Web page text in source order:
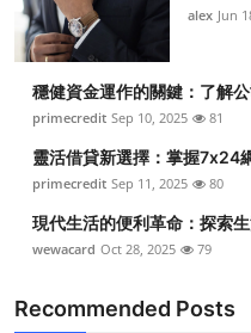
alex Jun
穩健資金運作的關鍵：了解
primecredit Sep 10, 2025 81
靈活借貸新選擇：掌握7x24
primecredit Sep 11, 2025 80
現代生活的便利革命：探索
wewacard Oct 28, 2025 79
Recommended Posts